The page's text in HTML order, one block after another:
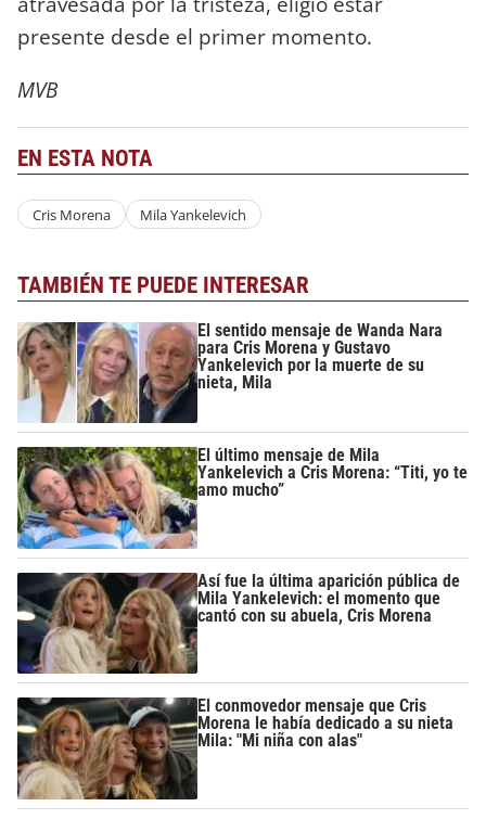
presente desde el primer momento.
MVB
EN ESTA NOTA
Cris Morena Mila Yankelevich
TAMBIÉN TE PUEDE INTERESAR
El sentido mensaje de Wanda Nara
para Cris Morena y Gustavo
Yankelevich por la muerte de su
nieta, Mila
El último mensaje de Mila
Yankelevich a Cris Morena: “Titi, yo te
amo mucho”
Así fue la última aparición pública de
Mila Yankelevich: el momento que
cantó con su abuela, Cris Morena
El conmovedor mensaje que Cris
Morena le había dedicado a su nieta
Mila: "Mi niña con alas"